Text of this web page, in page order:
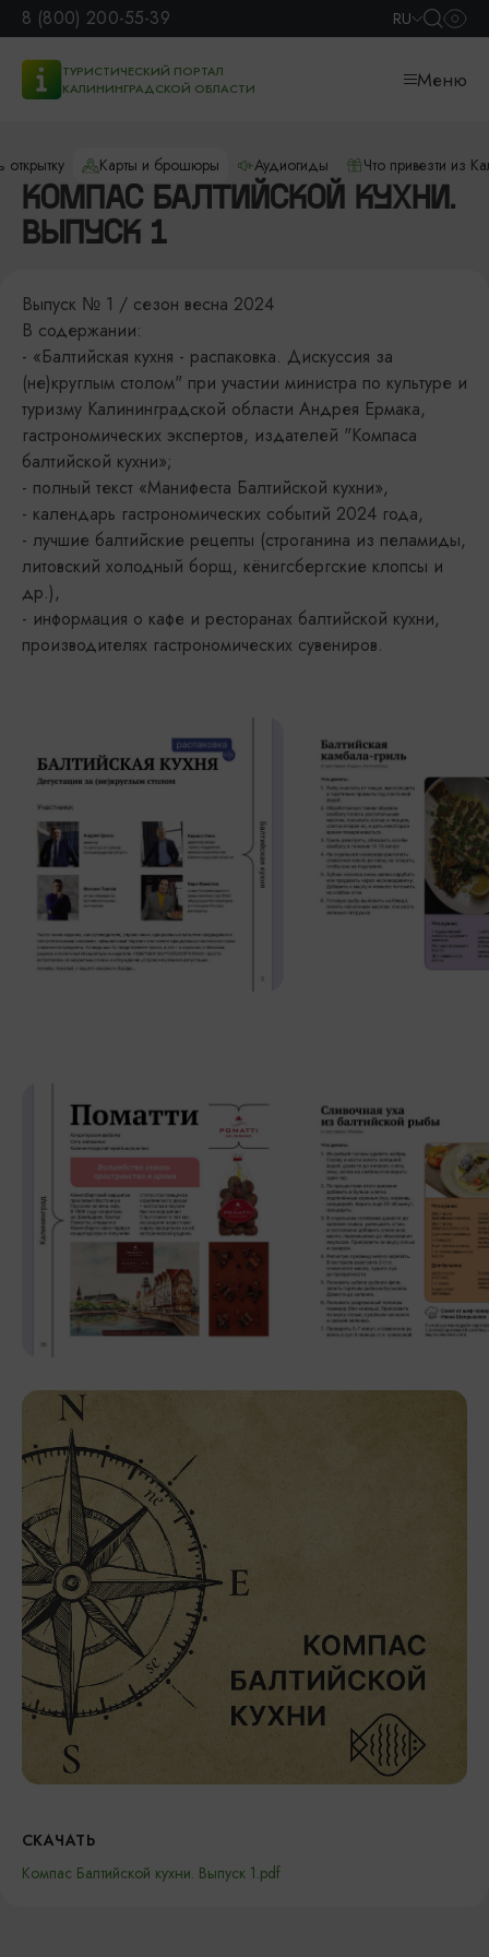
8 (800) 200-55-39 RU
ТУРИСТИЧЕСКИЙ ПОРТАЛ
КАЛИНИНГРАДСКОЙ ОБЛАСТИ
Меню
открытку Карты и брошюры Аудиогиды Что привезти из
КОМПАС БАЛТИЙСКОЙ КУХНИ.
ВЫПУСК 1
Выпуск № 1 / сезон весна 2024
В содержании:
- «Балтийская кухня - распаковка. Дискуссия за
(не)круглым столом" при участии министра по культуре и
туризму Калининградской области Андрея Ермака,
гастрономических экспертов, издателей "Компаса
балтийской кухни»;
- полный текст «Манифеста Балтийской кухни»,
- календарь гастрономических событий 2024 года,
- лучшие балтийские рецепты (строганина из пеламиды,
литовский холодный борщ, кёнигсбергские клопсы и
др.),
- информация о кафе и ресторанах балтийской кухни,
производителях гастрономических сувениров.
СКАЧАТЬ
Компас Балтийской кухни. Выпуск 1.pdf